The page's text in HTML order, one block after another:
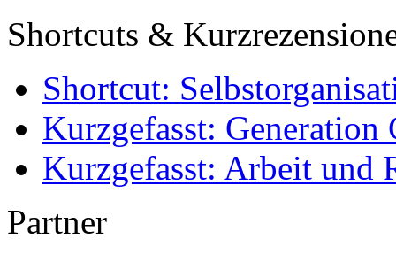
Shortcuts &
Shortcut:
Kurzgefasst: Generation
Kurzgefasst: Arbeit und
Partner